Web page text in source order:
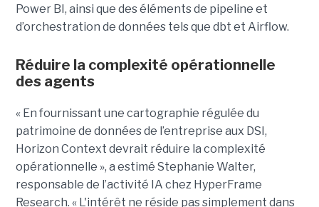
Power BI, ainsi que des éléments de pipeline et
d’orchestration de données tels que dbt et Airflow.
Réduire la complexité opérationnelle
des agents
« En fournissant une cartographie régulée du
patrimoine de données de l’entreprise aux DSI,
Horizon Context devrait réduire la complexité
opérationnelle », a estimé Stephanie Walter,
responsable de l’activité IA chez HyperFrame
Research. « L'intérêt ne réside pas simplement dans